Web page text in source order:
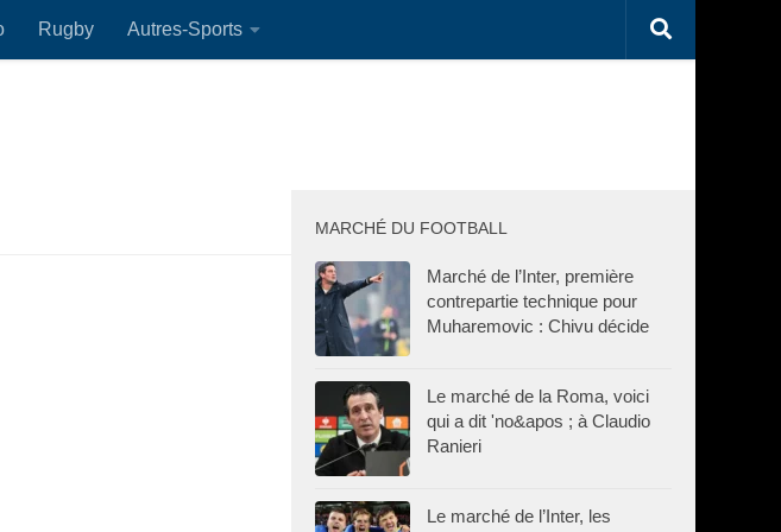
Rugby Autres-Sports
MARCHÉ DU FOOTBALL
Marché de l’Inter, première
contrepartie technique pour
Muharemovic : Chivu décide
Le marché de la Roma, voici
qui a dit 'no&apos ; à Claudio
Ranieri
Le marché de l’Inter, les